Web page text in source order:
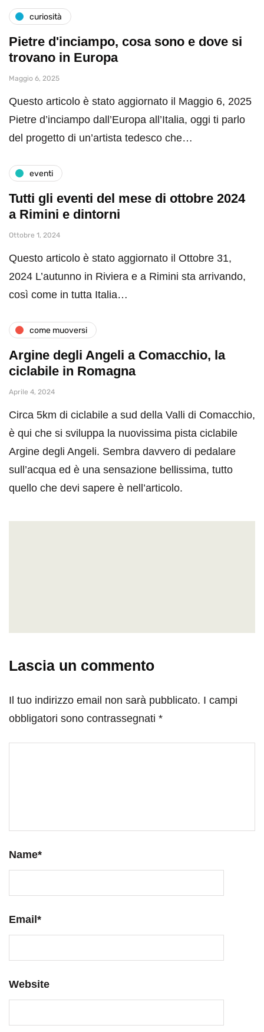
curiosità
Pietre d'inciampo, cosa sono e dove si
trovano in Europa
Maggio 6, 2025
Questo articolo è stato aggiornato il Maggio 6, 2025
Pietre d’inciampo dall’Europa all’Italia, oggi ti parlo
del progetto di un’artista tedesco che…
eventi
Tutti gli eventi del mese di ottobre 2024
a Rimini e dintorni
Ottobre 1, 2024
Questo articolo è stato aggiornato il Ottobre 31,
2024 L’autunno in Riviera e a Rimini sta arrivando,
così come in tutta Italia…
come muoversi
Argine degli Angeli a Comacchio, la
ciclabile in Romagna
Aprile 4, 2024
Circa 5km di ciclabile a sud della Valli di Comacchio,
è qui che si sviluppa la nuovissima pista ciclabile
Argine degli Angeli. Sembra davvero di pedalare
sull’acqua ed è una sensazione bellissima, tutto
quello che devi sapere è nell’articolo.
Lascia un commento
Il tuo indirizzo email non sarà pubblicato. I campi
obbligatori sono contrassegnati *
Name*
Email *
Website